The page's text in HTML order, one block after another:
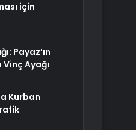
için
Payaz’ın
Ayağı
Kurban